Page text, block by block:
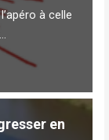
à celle
en